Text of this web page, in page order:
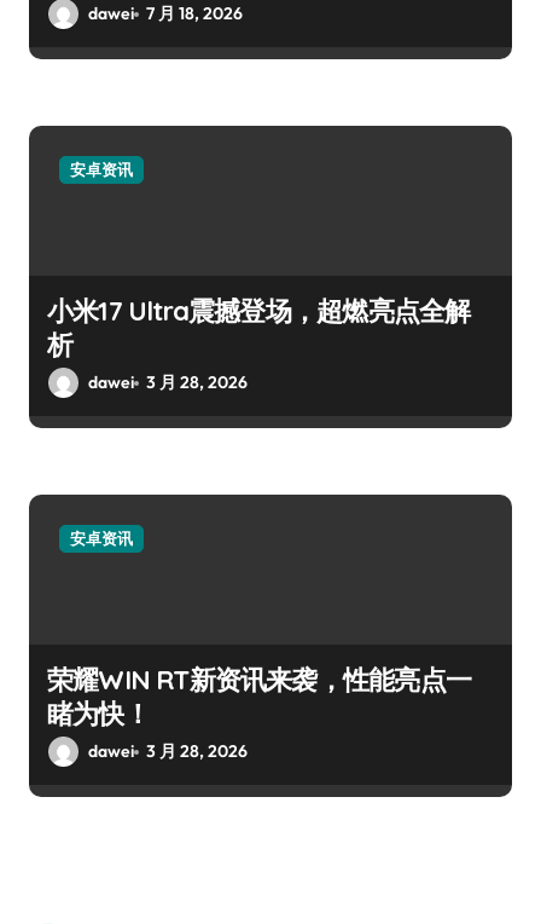
dawei 7 月 18, 2026
安卓资讯
小米17 Ultra震撼登场，超燃亮点全解
析
dawei 3 月 28, 2026
安卓资讯
荣耀WIN RT新资讯来袭，性能亮点一
睹为快！
dawei 3 月 28, 2026